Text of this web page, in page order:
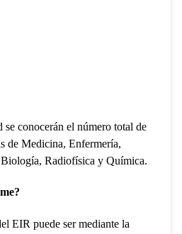
se conocerán el número total de
de Medicina, Enfermería,
Radiofísica y Química.
EIR puede ser mediante la